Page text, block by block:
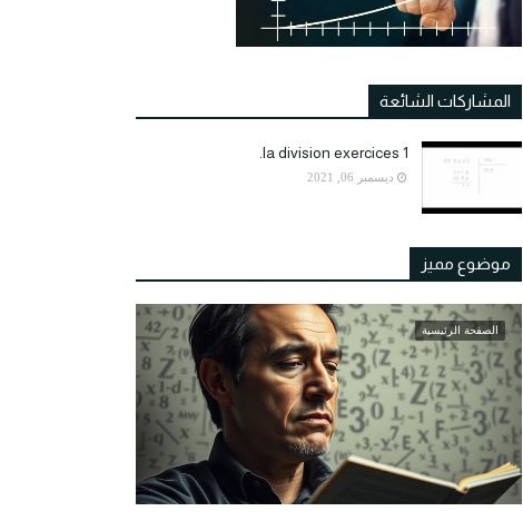
المشاركات الشائعة
la division exercices 1.
ديسمبر 06, 2021
موضوع مميز
الصفحة الرئيسية